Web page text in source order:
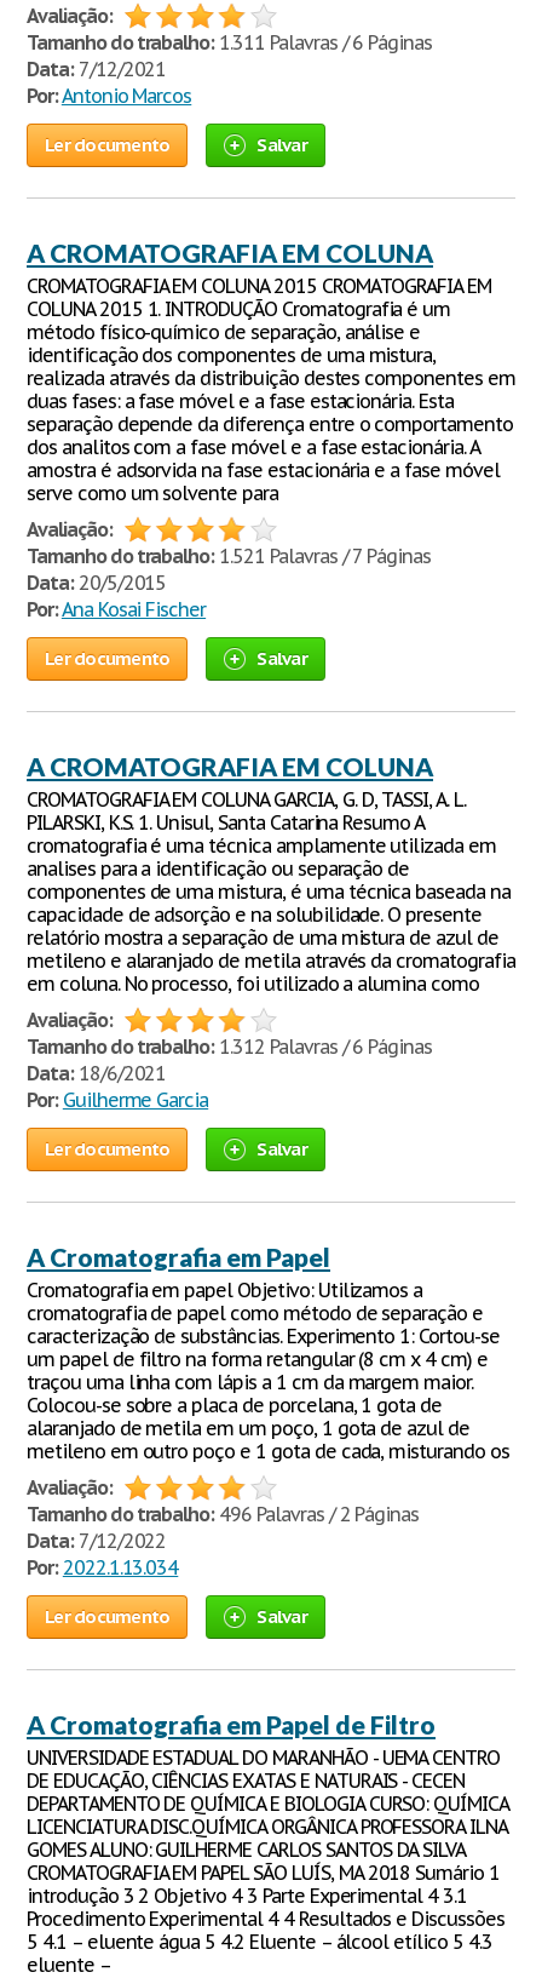
Avaliação:
Tamanho do trabalho:1.311 Palavras / 6 Páginas
Data:7/12/2021
Por:Antonio Marcos
Ler documento Salvar
A CROMATOGRAFIA EM COLUNA
CROMATOGRAFIA EM COLUNA 2015 CROMATOGRAFIA EM
COLUNA 2015 1. INTRODUÇÃO Cromatografia é um
método físico-químico de separação, análise e
identificação dos componentes de uma mistura,
realizada através da distribuição destes componentes em
duas fases: a fase móvel e a fase estacionária. Esta
separação depende da diferença entre o comportamento
dos analitos com a fase móvel e a fase estacionária. A
amostra é adsorvida na fase estacionária e a fase móvel
serve como um solvente para
Avaliação:
Tamanho do trabalho:1.521 Palavras / 7 Páginas
Data:20/5/2015
Por:Ana Kosai Fischer
Ler documento Salvar
A CROMATOGRAFIA EM COLUNA
CROMATOGRAFIA EM COLUNA GARCIA, G. D, TASSI, A. L.
PILARSKI, K.S. 1. Unisul, Santa Catarina Resumo A
cromatografia é uma técnica amplamente utilizada em
analises para a identificação ou separação de
componentes de uma mistura, é uma técnica baseada na
capacidade de adsorção e na solubilidade. O presente
relatório mostra a separação de uma mistura de azul de
metileno e alaranjado de metila através da cromatografia
em coluna. No processo, foi utilizado a alumina como
Avaliação:
Tamanho do trabalho:1.312 Palavras / 6 Páginas
Data:18/6/2021
Por: Guilherme Garcia
Ler documento Salvar
A Cromatografia em Papel
Cromatografia em papel Objetivo: Utilizamos a
cromatografia de papel como método de separação e
caracterização de substâncias. Experimento 1: Cortou-se
um papel de filtro na forma retangular (8 cm x 4 cm) e
traçou uma linha com lápis a 1 cm da margem maior.
Colocou-se sobre a placa de porcelana, 1 gota de
alaranjado de metila em um poço, 1 gota de azul de
metileno em outro poço e 1 gota de cada, misturando os
Avaliação:
Tamanho do trabalho:496 Palavras / 2 Páginas
Data:7/12/2022
Por: 2022.1.13.034
Ler documento Salvar
A Cromatografia em Papel de Filtro
UNIVERSIDADE ESTADUAL DO MARANHÃO - UEMA CENTRO
DE EDUCAÇÃO, CIÊNCIAS EXATAS E NATURAIS - CECEN
DEPARTAMENTO DE QUÍMICA E BIOLOGIA CURSO: QUÍMICA
LICENCIATURA DISC.QUÍMICA ORGÂNICA PROFESSORA ILNA
GOMES ALUNO: GUILHERME CARLOS SANTOS DA SILVA
CROMATOGRAFIA EM PAPEL SÃO LUÍS, MA 2018 Sumário 1
introdução 3 2 Objetivo 4 3 Parte Experimental 4 3.1
Procedimento Experimental 4 4 Resultados e Discussões
5 4.1 – eluente água 5 4.2 Eluente – álcool etílico 5 4.3
eluente –